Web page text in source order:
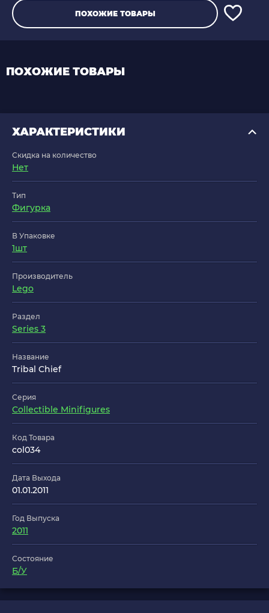
ПОХОЖИЕ ТОВАРЫ
ПОХОЖИЕ ТОВАРЫ
ХАРАКТЕРИСТИКИ
Скидка на количество
Нет
Тип
Фигурка
В Упаковке
1шт
Производитель
Lego
Раздел
Series 3
Название
Tribal Chief
Серия
Collectible Minifigures
Код Товара
col034
Дата Выхода
01.01.2011
Год Выпуска
2011
Состояние
Б/У